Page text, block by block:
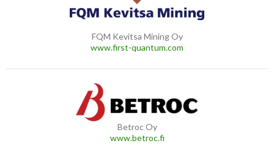
FQM Kevitsa Mining Oy
www.first-quantum.com
Betroc Oy
www.betroc.fi